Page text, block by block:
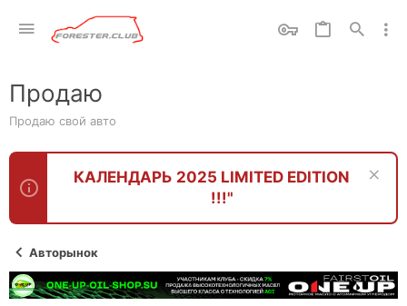
Продаю
Продаю свой авто
КАЛЕНДАРЬ 2025 LIMITED EDITION
!!!"
Авторынок